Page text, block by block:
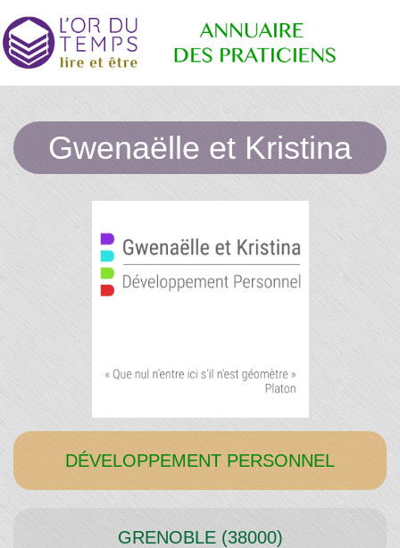
Annuaire
des
Praticiens
"L'Or du
Temps"
praticiens
conseillé
Gwenaëlle et Kristina
DÉVELOPPEMENT PERSONNEL
GRENOBLE (38000)